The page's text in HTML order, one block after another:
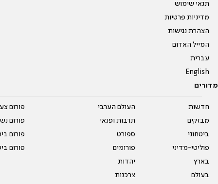
תנאי שימוש
מדיניות פרטיות
הצהרת נגישות
המייל האדום
עברית
English
מדורים
חדשות
מבזקים
ביטחוני
פוליטי-מדיני
בארץ
בעולם
העולם הערבי
תרבות ופנאי
ספורט
פורומים
יהדות
צרכנות
פורום
פורום
פורום
פורום